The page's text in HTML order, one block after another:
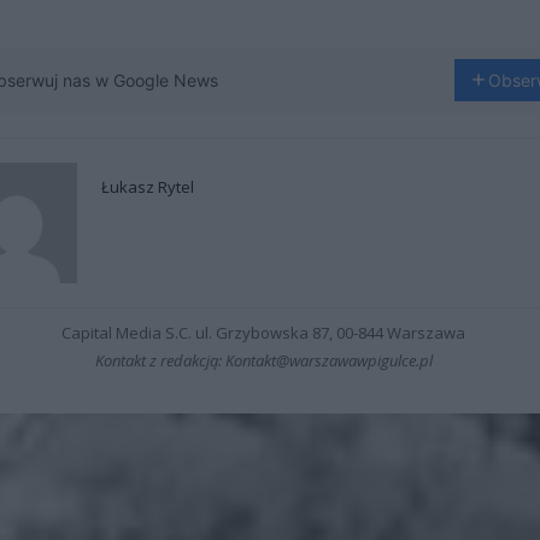
nas w Google News
Łukasz Rytel
Capital Media S.C. ul. Grzybowska 87, 00-844 Warszawa
Kontakt z redakcją: Kontakt@warszawawpigulce.pl